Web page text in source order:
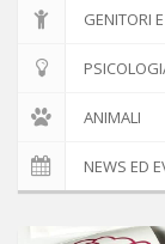
GENITORI
ANIMALI
NEWS ED